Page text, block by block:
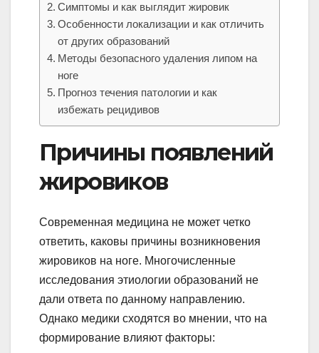
Симптомы и как выглядит жировик
Особенности локализации и как отличить
от других образований
Методы безопасного удаления липом на
ноге
Прогноз течения патологии и как
избежать рецидивов
Причины появлений
жировиков
Современная медицина не может четко
ответить, каковы причины возникновения
жировиков на ноге. Многочисленные
исследования этиологии образований не
дали ответа по данному направлению.
Однако медики сходятся во мнении, что на
формирование влияют факторы: